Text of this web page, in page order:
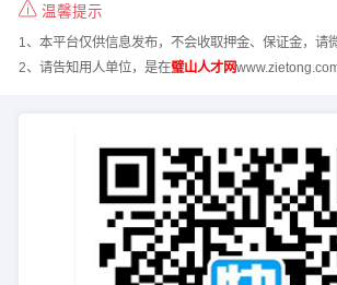
温馨提示
1、本平台仅供信息发布，不会收取押金、保证金，请
2、请告知用人单位，是在璧山人才网